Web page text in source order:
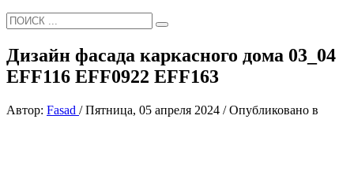
Дизайн фасада каркасного дома 03_04
EFF116 EFF0922 EFF163
Автор: Fasad /Пятница, 05 апреля 2024 /Опубликовано в